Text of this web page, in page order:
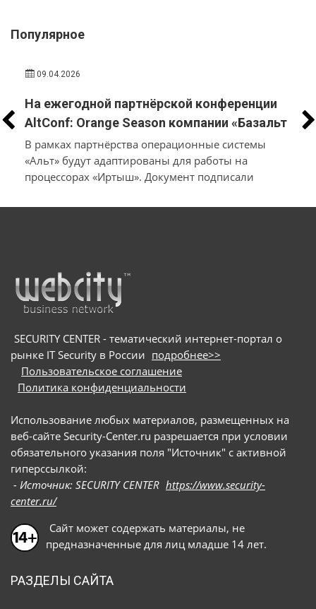
Популярное
09.04.2026
На ежегодной партнёрской конференции
AltConf: Orange Season компании «Базальт
СПО» и «Трамплин Электроникс» объявили
о заключении соглашения о
технологическом сотрудничестве
В рамках партнёрства операционные системы
«Альт» будут адаптированы для работы на
процессорах «Иртыш». Документ подписали
ПО на собственной платформе и разработчики
SECURITY CENTER - тематический интернет-портал о
рынке IT Security в России подробнее>>
Пользовательское соглашение
Политика конфиденциальности
Использование любых материалов, размещенных на
веб-сайте Security-Center.ru разрешается при условии
обязательного указания поля "Источник" с активной
гиперссылкой:
- Источник: SECURITY CENTER https://www.security-
center.ru/
Сайт может содержать материалы, не
предназначенные для лиц младше 14 лет.
РАЗДЕЛЫ САЙТА